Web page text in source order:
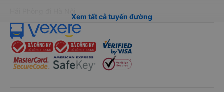
Xem tất cả tuyến đường